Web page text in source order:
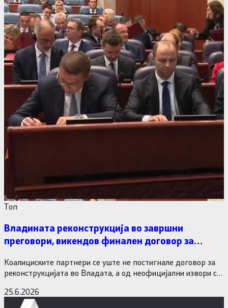
Tоп
Владината реконструкција во завршни
преговори, викендов финален договор за
Коалициските партнери се уште не постигнале договор за
реконструкцијата во Владата, а од неофицијални извори се
25.6.2026